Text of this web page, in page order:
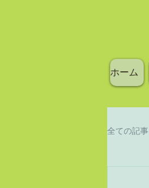
ホーム
全ての記事